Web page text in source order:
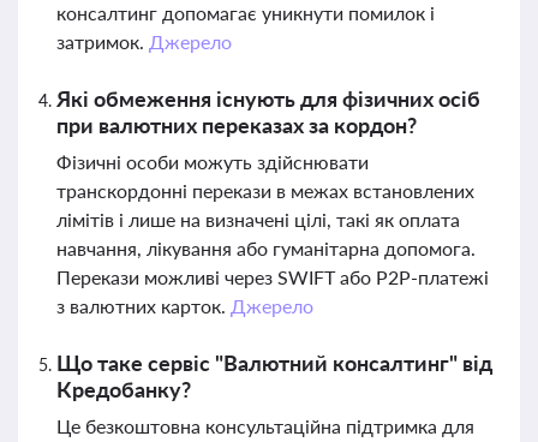
консалтинг допомагає уникнути помилок і
затримок. Джерело
Які обмеження існують для фізичних осіб
при валютних переказах за кордон?
Фізичні особи можуть здійснювати
транскордонні перекази в межах встановлених
лімітів і лише на визначені цілі, такі як оплата
навчання, лікування або гуманітарна допомога.
Перекази можливі через SWIFT або P2P-платежі
з валютних карток. Джерело
Що таке сервіс "Валютний консалтинг" від
Кредобанку?
Це безкоштовна консультаційна підтримка для